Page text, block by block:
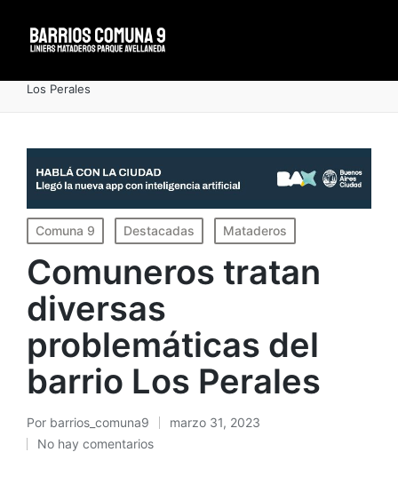
Los Perales
Publicado
en
Comuna 9 Destacadas Mataderos
Comuneros tratan
diversas
problemáticas del
barrio Los Perales
Publicado
por
Por barrios_comuna9
marzo 31, 2023
No hay comentarios